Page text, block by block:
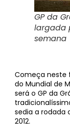
GP da
largada
semana
Começa neste
do Mundial de
será o GP da
sedia a rodada
2012.